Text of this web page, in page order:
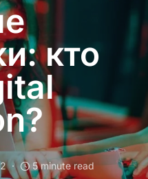
кто
5 minute read